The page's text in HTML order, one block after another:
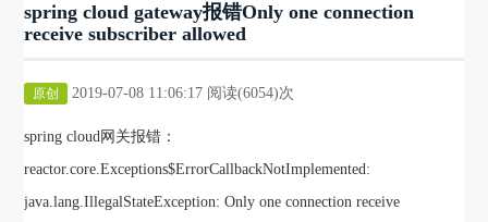
spring cloud gateway报错Only one connection
receive subscriber allowed
原创 2019-07-08 11:06:17 阅读(6054)次
spring cloud网关报错：
reactor.core.Exceptions$ErrorCallbackNotImplemented:
java.lang.IllegalStateException: Only one connection receive